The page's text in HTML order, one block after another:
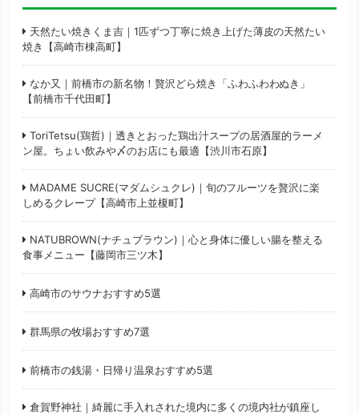
天然たい焼きくま吉｜1匹ずつ丁寧に焼き上げた薄皮の天然たい
焼き【高崎市棟高町】
なか又｜前橋市の新名物！贅沢どら焼き「ふわふわわぬき」
【前橋市千代田町】
ToriTetsu(鶏哲)｜透きとおった鶏出汁スープの居酒屋的ラーメ
ン屋。ちょい飲みや〆のお店にも最適【渋川市石原】
MADAME SUCRE(マダムシュクレ)｜旬のフルーツを贅沢に楽
しめるクレープ【高崎市上並榎町】
NATUBROWN(ナチュブラウン)｜心と身体に優しい腸を整える
食事メニュー【藤岡市三ツ木】
高崎市のサウナおすすめ5選
群馬県の牧場おすすめ7選
前橋市の銭湯・日帰り温泉おすすめ5選
倉賀野神社｜綺麗に手入れされた境内に多くの境内社が鎮座し